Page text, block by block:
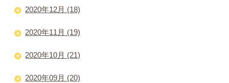
2020年12月 (18)
2020年11月 (19)
2020年10月 (21)
2020年09月 (20)